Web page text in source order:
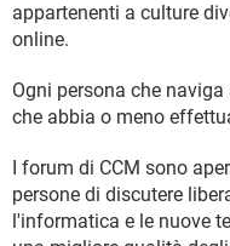
appartenenti a culture
online.
Ogni persona che
che abbia o meno
I forum di CCM sono
persone di discutere
l'informatica e le nuove